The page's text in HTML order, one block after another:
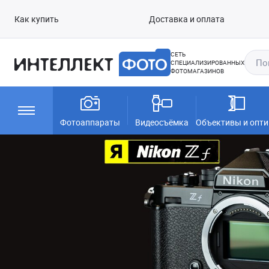
Как купить Доставка и оплата
СЕТЬ
СПЕЦИАЛИЗИРОВАННЫХ
ФОТОМАГАЗИНОВ
Фотоаппараты Видеосъёмка Объективы и